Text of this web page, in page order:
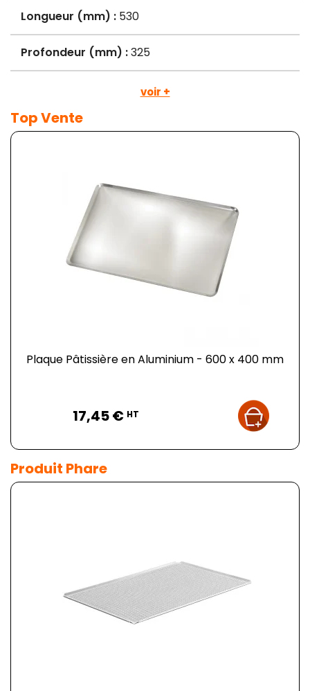
Longueur (mm) : 530
Profondeur (mm) :325
voir +
Top Vente
Plaque Pâtissière en Aluminium - 600 x 400 mm
17,45 € HT
Produit Phare